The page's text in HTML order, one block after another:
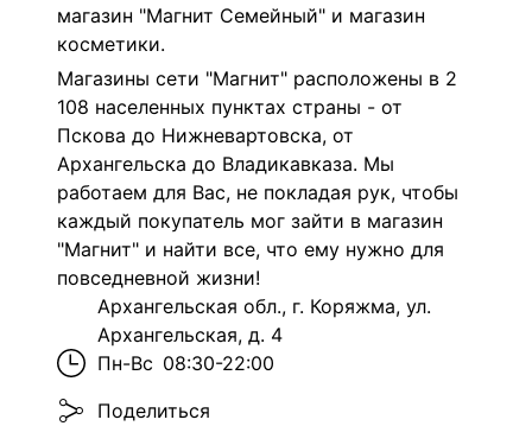
магазин "Магнит Семейный" и магазин
косметики.
Магазины сети "Магнит" расположены в 2
108 населенных пунктах страны - от
Пскова до Нижневартовска, от
Архангельска до Владикавказа. Мы
работаем для Вас, не покладая рук, чтобы
каждый покупатель мог зайти в магазин
"Магнит" и найти все, что ему нужно для
повседневной жизни!
Архангельская обл., г. Коряжма, ул.
Архангельская, д. 4
Пн-Вс 08:30-22:00
Поделиться